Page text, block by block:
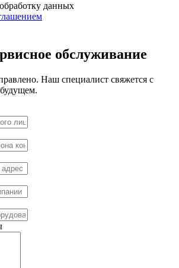
данных
обслуживание
Наш специалист свяжется с